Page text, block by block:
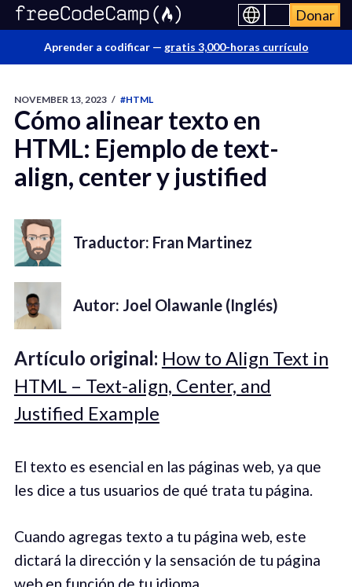
Donar
Aprender a codificar — gratis 3,000-horas currículo
NOVEMBER 13, 2023 / #HTML
Cómo alinear texto en
HTML: Ejemplo de text-
align, center y justified
Traductor: Fran Martinez
Autor: Joel Olawanle (Inglés)
Artículo original: How to Align Text in
HTML – Text-align, Center, and
Justified Example
El texto es esencial en las páginas web, ya que
les dice a tus usuarios de qué trata tu página.
Cuando agregas texto a tu página web, este
dictará la dirección y la sensación de tu página